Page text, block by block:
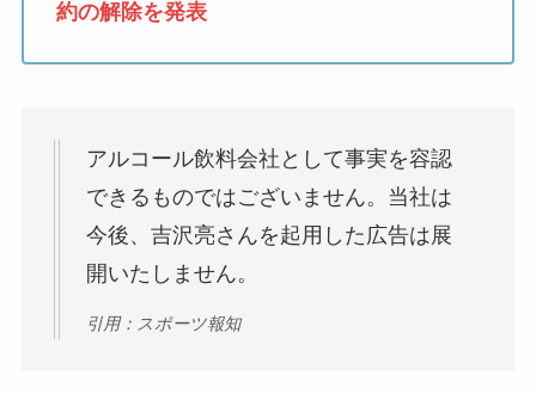
約の解除を発表
アルコール飲料会社として事実を容認
できるものではございません。当社は
今後、吉沢亮さんを起用した広告は展
開いたしません。
引用：スポーツ報知